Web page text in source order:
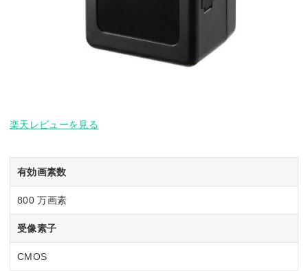
楽天レビューを見る
有効画素数
800 万画素
受像素子
CMOS